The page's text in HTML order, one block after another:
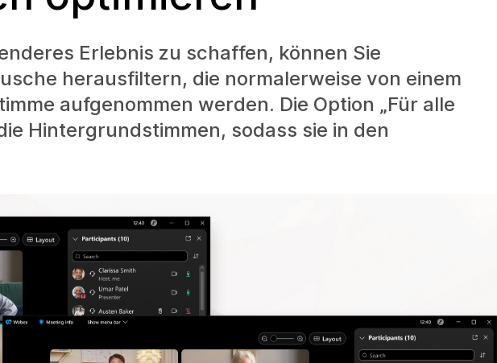
Erlebnis zu schaffen, können Sie
herausfiltern, die normalerweise von einem
aufgenommen werden. Die Option „Für alle
Hintergrundstimmen, sodass sie in den